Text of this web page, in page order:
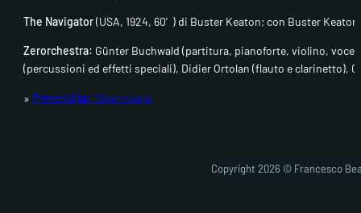
The Navigator(USA, 1924, 60′) di Buster Keaton; con Buster
Zerorchestra: Günter Buchwald (partitura, pianoforte, violino,
(percussioni ed effetti speciali), Didier Ortolan (flauto e clarinetto),
» Prevendita: Cinemazero
Copyright 2026 © Francesco